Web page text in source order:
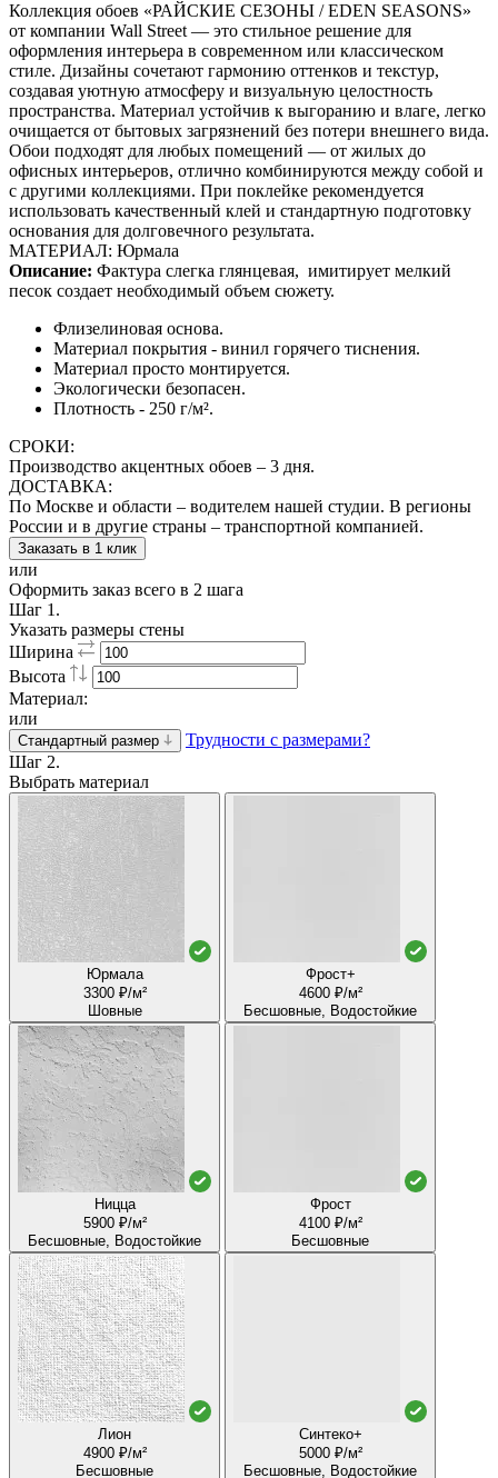
Коллекция обоев «РАЙСКИЕ СЕЗОНЫ / EDEN SEASONS»
от компании Wall Street — это стильное решение для
оформления интерьера в современном или классическом
стиле. Дизайны сочетают гармонию оттенков и текстур,
создавая уютную атмосферу и визуальную целостность
пространства. Материал устойчив к выгоранию и влаге, легко
очищается от бытовых загрязнений без потери внешнего вида.
Обои подходят для любых помещений — от жилых до
офисных интерьеров, отлично комбинируются между собой и
с другими коллекциями. При поклейке рекомендуется
использовать качественный клей и стандартную подготовку
основания для долговечного результата.
МАТЕРИАЛ: Юрмала
Описание: Фактура слегка глянцевая, имитирует мелкий
песок создает необходимый объем сюжету.
Флизелиновая основа.
Материал покрытия - винил горячего тиснения.
Материал просто монтируется.
Экологически безопасен.
Плотность - 250 г/м².
СРОКИ:
Производство акцентных обоев – 3 дня.
ДОСТАВКА:
По Москве и области – водителем нашей студии. В регионы
России и в другие страны – транспортной компанией.
Заказать в 1 клик
или
Оформить заказ всего в 2 шага
Шаг 1.
Указать размеры стены
Ширина
Высота
Материал:
или
Стандартный размер
Трудности с размерами?
Шаг 2.
Выбрать материал
Юрмала
3300 ₽/м²
Шовные
Фрост+
4600 ₽/м²
Бесшовные, Водостойкие
Ницца
5900 ₽/м²
Бесшовные, Водостойкие
Фрост
4100 ₽/м²
Бесшовные
Лион
4900 ₽/м²
Бесшовные
Синтеко+
5000 ₽/м²
Бесшовные, Водостойкие